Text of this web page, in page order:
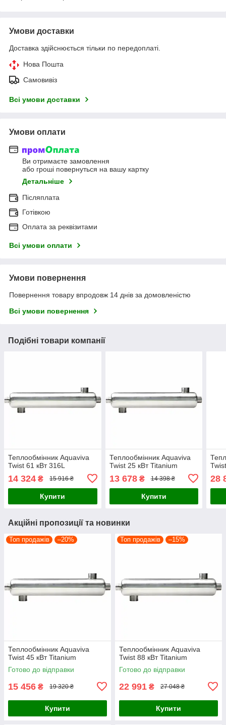
Умови доставки
Доставка здійснюється тільки по передоплаті.
Нова Пошта
Самовивіз
Всі умови доставки
Умови оплати
Ви отримаєте замовлення
або гроші повернуться на вашу картку
Детальніше
Післяплата
Готівкою
Оплата за реквізитами
Всі умови оплати
Умови повернення
Повернення товару впродовж 14 днів за домовленістю
Всі умови повернення
Подібні товари компанії
Теплообмінник Aquaviva
Twist 61 кВт 316L
14 324 ₴ 15 916 ₴
Купити
Теплообмінник Aquaviva
Twist 25 кВт Titanium
13 678₴ 14 398 ₴
Купити
28
Акційні пропозиції та новинки
Топ продажів –20%
Теплообмінник Aquaviva
Twist 45 кВт Titanium
Готово до відправки
15 456 ₴ 19 320 ₴
Купити
Топ продажів –15%
Теплообмінник Aquaviva
Twist 88 кВт Titanium
Готово до відправки
22 991 ₴ 27 048 ₴
Купити